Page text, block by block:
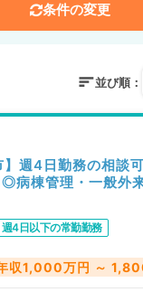
条件の変更
並び順：
】週4日勤務の相
病棟管理・一般外
週4日以下の常勤勤務
収1,000万円 ～